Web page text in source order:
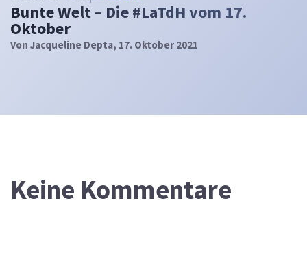
Bunte Welt – Die #LaTdH vom 17.
Oktober
Von Jacqueline Depta, 17. Oktober 2021
Keine Kommentare